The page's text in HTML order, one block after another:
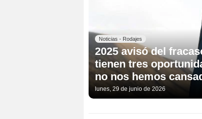
Noticias - Rodajes
2025 avisó del
tienen tres
no nos hemos
lunes, 29 de junio de 2026